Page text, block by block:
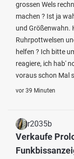
grossen Wels
machen ? Ist ja
und Größenwahn.
Ruhrpottwelsen
helfen ? Ich bitte
reagiere, ich hab'
voraus schon Mal
vor 39 Minuten
r2035b
Verkaufe